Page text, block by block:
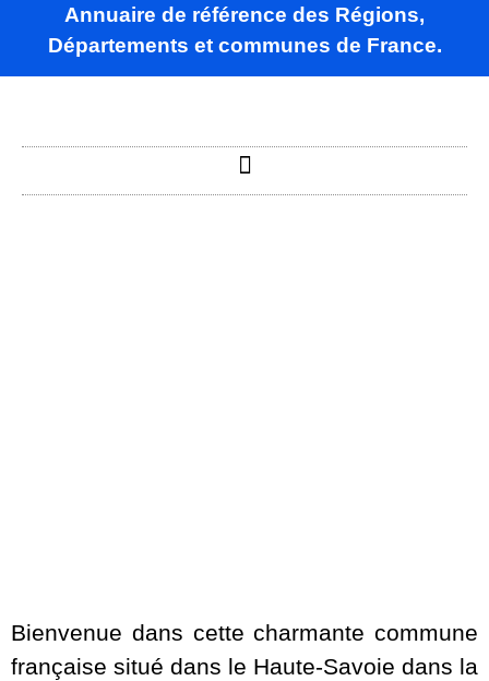
Annuaire de référence des Régions,
Départements et communes de France.
Bienvenue dans cette charmante commune
française situé dans le Haute-Savoie dans la